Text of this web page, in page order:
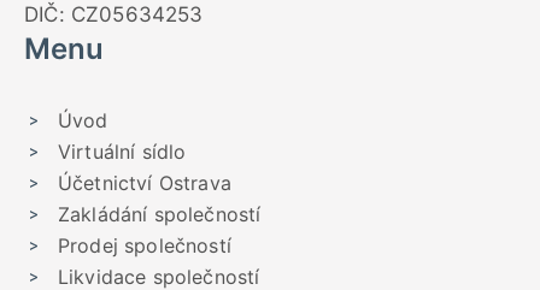
DIČ: CZ05634253
Menu
Úvod
Virtuální sídlo
Účetnictví Ostrava
Zakládání společností
Prodej společností
Likvidace společností